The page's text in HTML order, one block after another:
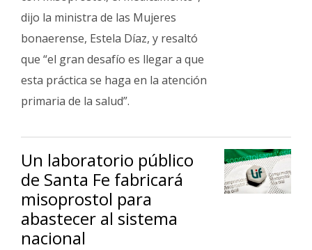
dijo la ministra de las Mujeres
bonaerense, Estela Díaz, y resaltó
que “el gran desafío es llegar a que
esta práctica se haga en la atención
primaria de la salud”.
Un laboratorio público
de Santa Fe fabricará
misoprostol para
abastecer al sistema
nacional